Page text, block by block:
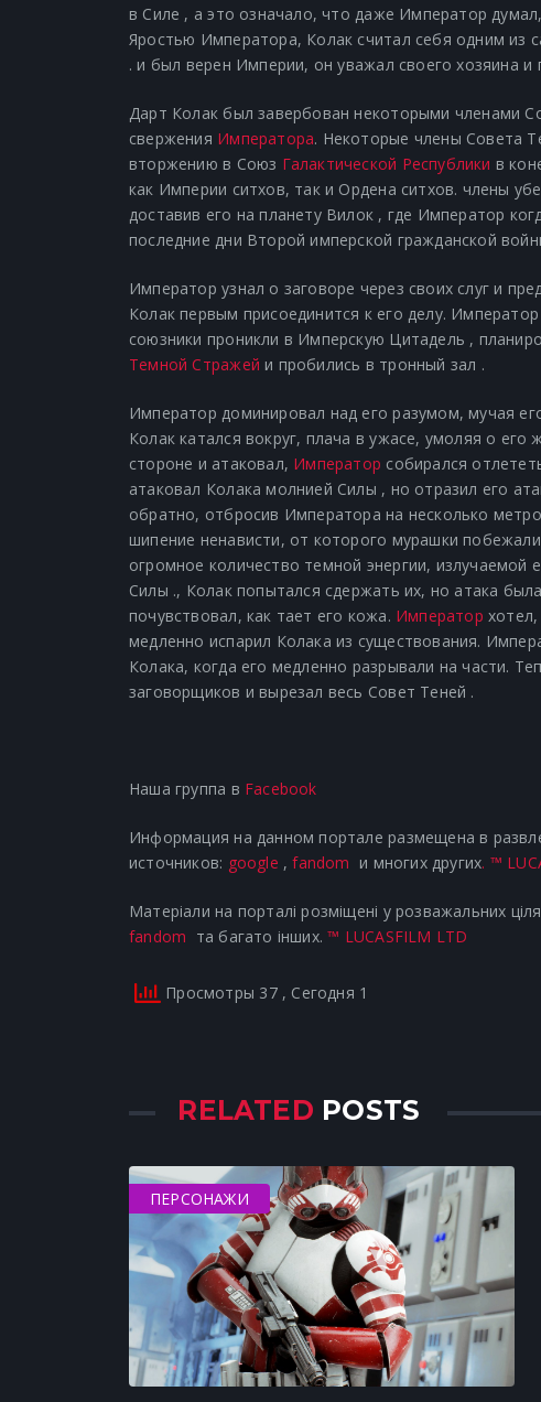
в Силе , а это означало, что даже Император
Яростью Императора, Колак считал себя одним из
. и был верен Империи, он уважал своего хозяина и
Дарт Колак был завербован некоторыми членами
свержения Императора. Некоторые члены Совета
вторжению в Союз Галактической Республики в
как Империи ситхов, так и Ордена ситхов. члены
доставив его на планету Вилок , где Император
последние дни Второй имперской гражданской
Императорузнал о заговоре через своих слуг и
Колак первым присоединится к его делу.
союзники проникли в Имперскую Цитадель ,
Темной Стражей и пробились в тронный зал .
Император доминировал над его разумом, мучая
Колак катался вокруг, плача в ужасе, умоляя о
стороне и атаковал, Император собирался
атаковал Колакамолнией Силы , но отразил его
обратно, отбросив Императора на несколько
шипение ненависти, от которого мурашки
огромное количество темной энергии,
Силы ., Колак попытался сдержать их, но атака
почувствовал, как тает его кожа. Император
медленно испарил Колака из существования.
Колака, когда его медленно разрывали на части.
заговорщиков ивырезал весь Совет Теней .
Наша группа в Facebook
Информация на данном портале размещена в
источников: google ,fandom и многих других. ™
Матеріали на порталі розміщені у розважальних
fandom та багато інших.™ LUCASFILM LTD
Просмотры 37 , Сегодня 1
RELATED POSTS
ПЕРСОНАЖИ